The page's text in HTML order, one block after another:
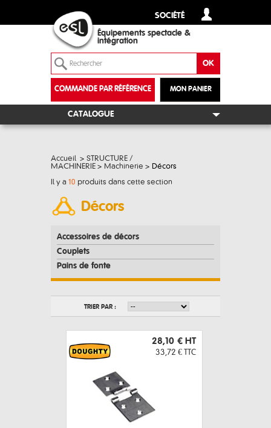
SOCIÉTÉ
Équipements spectacle &
intégration
MON PANIER
COMMANDE PAR RÉFÉRENCE
+
CATALOGUE
Accueil > STRUCTURE /
MACHINERIE > Machinerie > Décors
Il y a 10 produits dans cette section
Décors
Accessoires de décors
Couplets
Pains de fonte
TRIER PAR :
28,10 € HT
33,72 € TTC